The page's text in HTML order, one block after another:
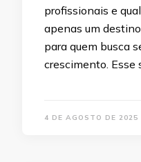
profissionais e
apenas um
para quem busca
crescimento. Esse
4 DE AGOSTO DE 2025